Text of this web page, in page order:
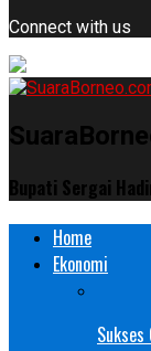
Connect with us
Bupati Sergai
Home
Ekonomi
Sukses